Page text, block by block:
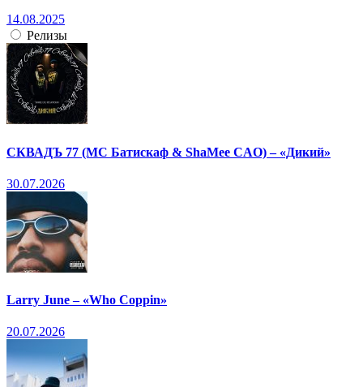
14.08.2025
Релизы
СКВАДЪ 77 (МС Батискаф & ShaMee CAO) – «Дикий»
30.07.2026
Larry June – «Who Coppin»
20.07.2026